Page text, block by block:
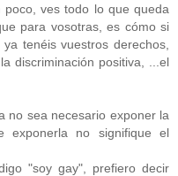
ves todo lo que queda
para vosotras, es cómo si
tenéis vuestros derechos,
discriminación positiva, ...el
no sea necesario exponer la
exponerla no signifique el
"soy gay", prefiero decir